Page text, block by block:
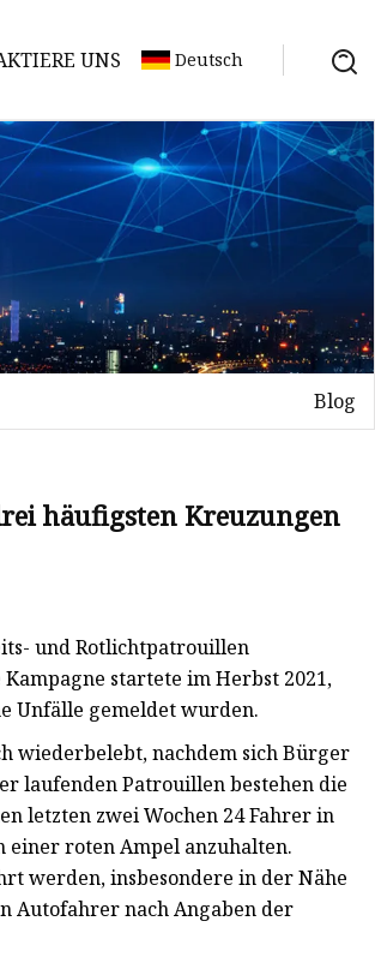
UNS Deutsch
Blog
häufigsten Kreuzungen
und Rotlichtpatrouillen
startete im Herbst 2021,
Unfälle gemeldet wurden.
wiederbelebt, nachdem sich Bürger
laufenden Patrouillen bestehen die
letzten zwei Wochen 24 Fahrer in
einer roten Ampel anzuhalten.
werden, insbesondere in der Nähe
Autofahrer nach Angaben der